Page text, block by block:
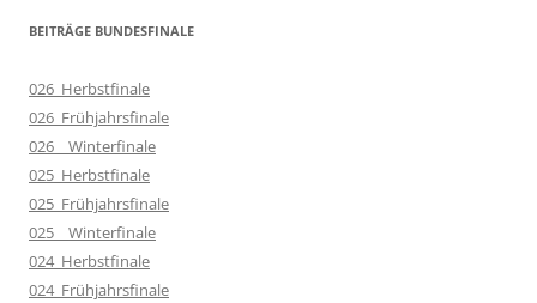
BEITRÄGE BUNDESFINALE
026_Herbstfinale
026_Frühjahrsfinale
026__Winterfinale
025_Herbstfinale
025_Frühjahrsfinale
025__Winterfinale
024_Herbstfinale
024_Frühjahrsfinale